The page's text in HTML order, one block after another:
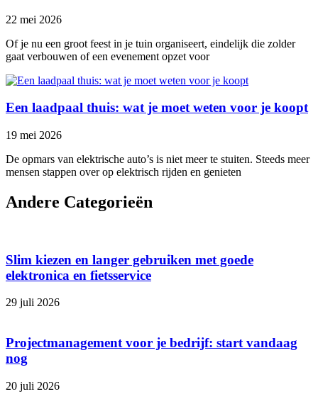
22 mei 2026
Of je nu een groot feest in je tuin organiseert, eindelijk die zolder
gaat verbouwen of een evenement opzet voor
Een laadpaal thuis: wat je moet weten voor je koopt
19 mei 2026
De opmars van elektrische auto’s is niet meer te stuiten. Steeds meer
mensen stappen over op elektrisch rijden en genieten
Andere Categorieën
Slim kiezen en langer gebruiken met goede
elektronica en fietsservice
29 juli 2026
Projectmanagement voor je bedrijf: start vandaag
nog
20 juli 2026